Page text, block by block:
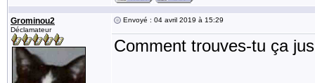
Grominou2
Déclamateur
Envoyé : 04 avril 2019 à 15:29
Comment trouves-tu ça